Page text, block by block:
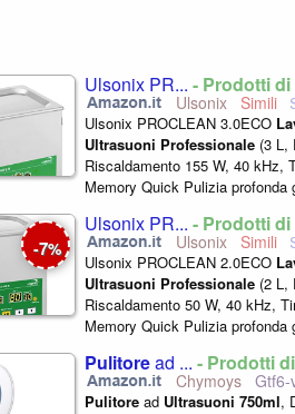
Ulsonix PR... - Prodotti di
Ulsonix
Ulsonix PROCLEAN 3.0ECO
Ultrasuoni Professionale (3 L,
Riscaldamento 155 W, 40 kHz,
Memory Quick Pulizia
-7%
Ulsonix PR... - Prodotti di
Ulsonix
Ulsonix PROCLEAN 2.0ECO
Ultrasuoni Professionale (2 L,
Riscaldamento 50 W, 40 kHz,
Memory Quick Pulizia
Pulitoread ... - Prodotti
Chymoys Gtf6-
Pulitore ad Ultrasuoni 750ml,